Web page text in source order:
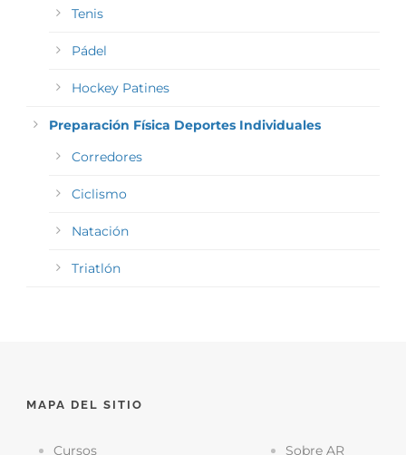
Tenis
Pádel
Hockey Patines
Preparación Física Deportes Individuales
Corredores
Ciclismo
Natación
Triatlón
MAPA DEL SITIO
Cursos
Sobre AR